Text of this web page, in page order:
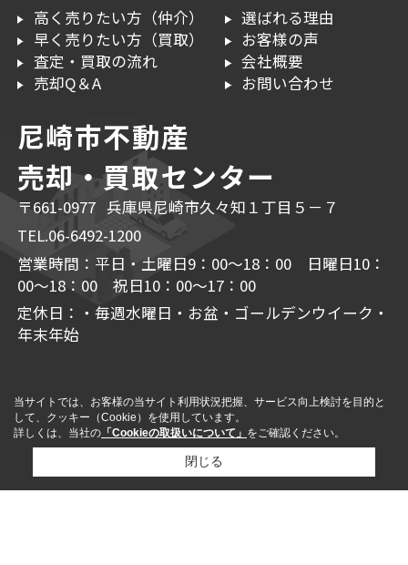
高く売りたい方（仲介）
早く売りたい方（買取）
査定・買取の流れ
売却Q＆A
選ばれる理由
お客様の声
会社概要
お問い合わせ
尼崎市不動産
売却・買取センター
〒661-0977 兵庫県尼崎市久々知１丁目５－７
TEL.06-6492-1200
営業時間：平日・土曜日9：00～18：00 日曜日10：
00～18：00 祝日10：00～17：00
定休日：・毎週水曜日・お盆・ゴールデンウイーク・
年末年始
当サイトでは、お客様の当サイト利用状況把握、サービス向上検討を目的と
して、クッキー（Cookie）を使用しています。
詳しくは、当社の 「Cookieの取扱いについて」 をご確認ください。
閉じる